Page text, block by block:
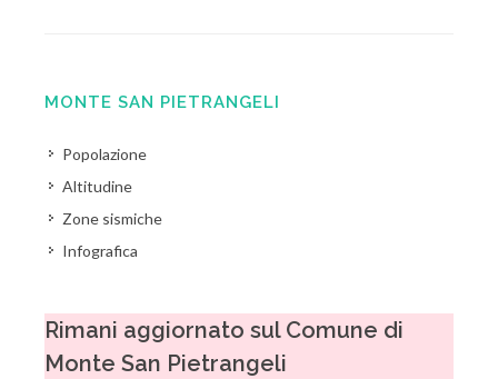
MONTE SAN PIETRANGELI
Popolazione
Altitudine
Zone sismiche
Infografica
Rimani aggiornato sul Comune di
Monte San Pietrangeli